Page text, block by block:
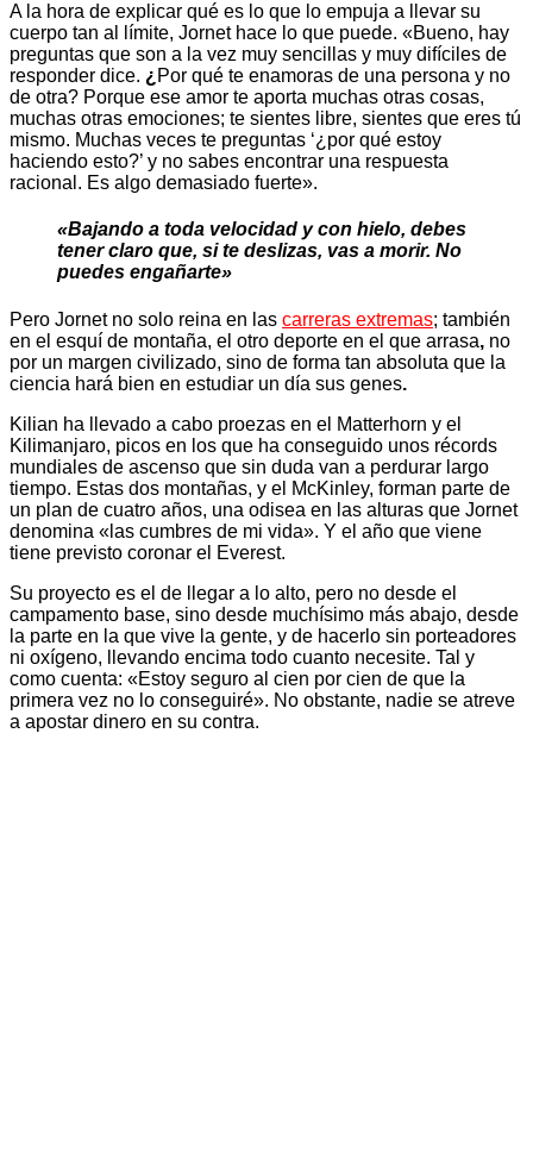
A la hora de explicar qué es lo que lo empuja a llevar su
cuerpo tan al límite, Jornet hace lo que puede. «Bueno, hay
preguntas que son a la vez muy sencillas y muy difíciles de
responder dice. ¿ Por qué te enamoras de una persona y no
de otra? Porque ese amor te aporta muchas otras cosas,
muchas otras emociones; te sientes libre, sientes que eres tú
mismo. Muchas veces te preguntas ‘¿por qué estoy
haciendo esto?’ y no sabes encontrar una respuesta
racional. Es algo demasiado fuerte».
«Bajando a toda velocidad y con hielo, debes
tener claro que, si te deslizas, vas a morir. No
puedes engañarte»
Pero Jornet no solo reina en las carreras extremas; también
en el esquí de montaña, el otro deporte en el que arrasa, no
por un margen civilizado, sino de forma tan absoluta que la
ciencia hará bien en estudiar un día sus genes.
Kilian ha llevado a cabo proezas en el Matterhorn y el
Kilimanjaro, picos en los que ha conseguido unos récords
mundiales de ascenso que sin duda van a perdurar largo
tiempo. Estas dos montañas, y el McKinley, forman parte de
un plan de cuatro años, una odisea en las alturas que Jornet
denomina «las cumbres de mi vida». Y el año que viene
tiene previsto coronar el Everest.
Su proyecto es el de llegar a lo alto, pero no desde el
campamento base, sino desde muchísimo más abajo, desde
la parte en la que vive la gente, y de hacerlo sin porteadores
ni oxígeno, llevando encima todo cuanto necesite. Tal y
como cuenta: «Estoy seguro al cien por cien de que la
primera vez no lo conseguiré». No obstante, nadie se atreve
a apostar dinero en su contra.